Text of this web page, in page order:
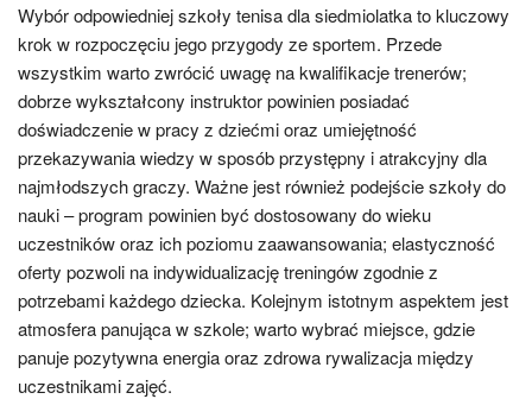
Wybór odpowiedniej szkoły tenisa dla siedmiolatka to kluczowy
krok w rozpoczęciu jego przygody ze sportem. Przede
wszystkim warto zwrócić uwagę na kwalifikacje trenerów;
dobrze wykształcony instruktor powinien posiadać
doświadczenie w pracy z dziećmi oraz umiejętność
przekazywania wiedzy w sposób przystępny i atrakcyjny dla
najmłodszych graczy. Ważne jest również podejście szkoły do
nauki – program powinien być dostosowany do wieku
uczestników oraz ich poziomu zaawansowania; elastyczność
oferty pozwoli na indywidualizację treningów zgodnie z
potrzebami każdego dziecka. Kolejnym istotnym aspektem jest
atmosfera panująca w szkole; warto wybrać miejsce, gdzie
panuje pozytywna energia oraz zdrowa rywalizacja między
uczestnikami zajęć.